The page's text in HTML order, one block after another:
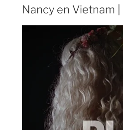
Nancy en Vietnam